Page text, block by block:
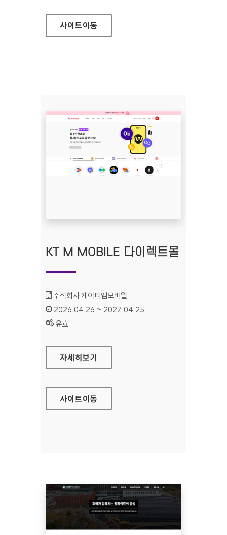
사이트이동
KT M MOBILE 다이렉트몰
기관명 :
주식회사 케이티엠모바일
인증기간 :
2026.04.26 ~ 2027.04.25
상태 :
유효
KT M MOBILE 다이렉트몰
자세히보기
사이트이동